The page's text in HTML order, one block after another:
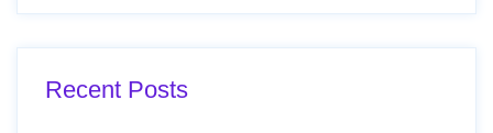
Recent Posts